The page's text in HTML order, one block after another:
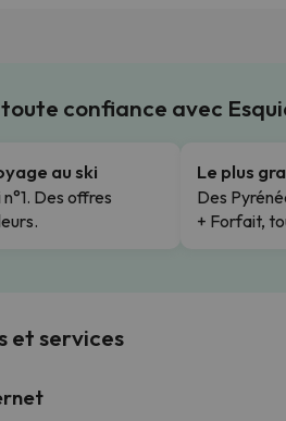
toute confiance avec
au ski
Des offres
Le plus
Des
+ Forfait,
et services